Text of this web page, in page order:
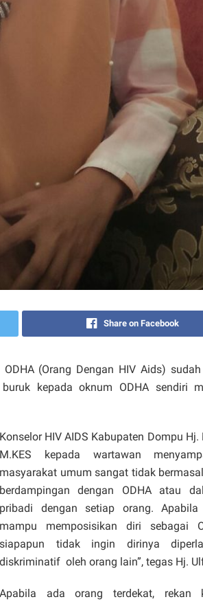
Share on Facebook
ODHA (Orang Dengan HIV Aids)
kepada oknum ODHA sendiri
Konselor HIV AIDS Kabupaten Dompu Hj.
M.KES kepada wartawan
masyarakat umum sangat tidak
berdampingan dengan ODHA atau
pribadi dengan setiap orang.
mampu memposisikan diri sebagai
siapapun tidak ingin dirinya
diskriminatif oleh orang lain”, tegas Hj.
Apabila ada orang terdekat, rekan